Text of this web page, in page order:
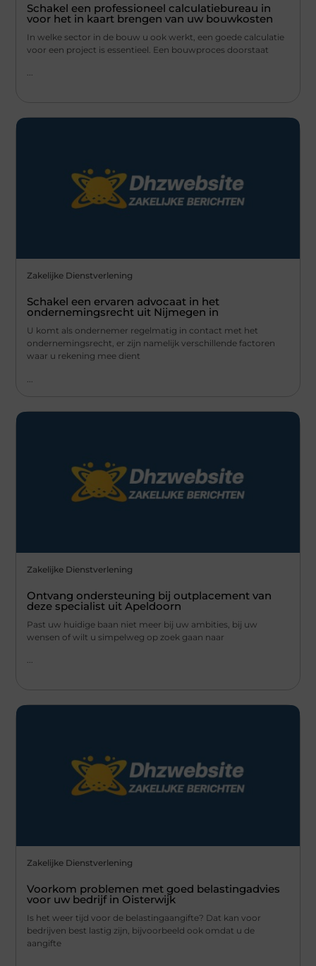
Schakel een professioneel calculatiebureau in
voor het in kaart brengen van uw bouwkosten
In welke sector in de bouw u ook werkt, een goede calculatie
voor een project is essentieel. Een bouwproces doorstaat
...
Zakelijke Dienstverlening
Schakel een ervaren advocaat in het
ondernemingsrecht uit Nijmegen in
U komt als ondernemer regelmatig in contact met het
ondernemingsrecht, er zijn namelijk verschillende factoren
waar u rekening mee dient
Zakelijke Dienstverlening
Ontvang ondersteuning bij outplacement van
deze specialist uit Apeldoorn
Past uw huidige baan niet meer bij uw ambities, bij uw
wensen of wilt u simpelweg op zoek gaan naar
Zakelijke Dienstverlening
Voorkom problemen met goed belastingadvies
voor uw bedrijf in Oisterwijk
Is het weer tijd voor de belastingaangifte? Dat kan voor
bedrijven best lastig zijn, bijvoorbeeld ook omdat u de
aangifte